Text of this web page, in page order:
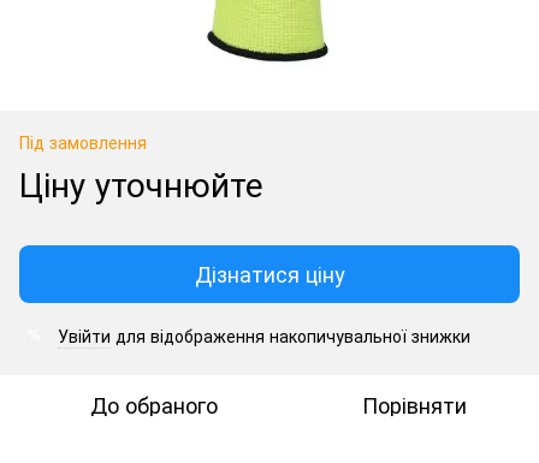
Під замовлення
Ціну уточнюйте
Дізнатися ціну
Увійти для відображення накопичувальної знижки
До обраного Порівняти